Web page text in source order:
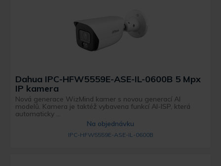
Dahua IPC-HFW5559E-ASE-IL-0600B 5 Mpx
IP kamera
Nová generace WizMind kamer s novou generací AI
modelů. Kamera je taktéž vybavena funkcí AI-ISP, která
automaticky ...
Na objednávku
IPC-HFW5559E-ASE-IL-0600B